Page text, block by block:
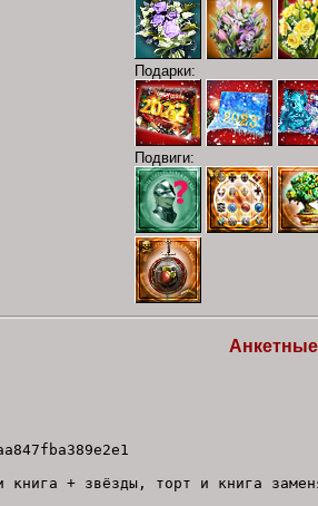
Подарки:
Подвиги:
книга + звёзды, торт и книга